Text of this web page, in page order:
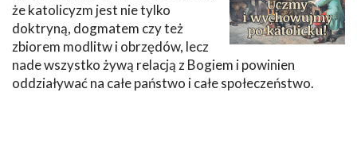
że katolicyzm jest nie tylko
doktryną, dogmatem czy też
zbiorem modlitw i obrzędów, lecz
nade wszystko żywą relacją z Bogiem i powinien
oddziaływać na całe państwo i całe społeczeństwo.